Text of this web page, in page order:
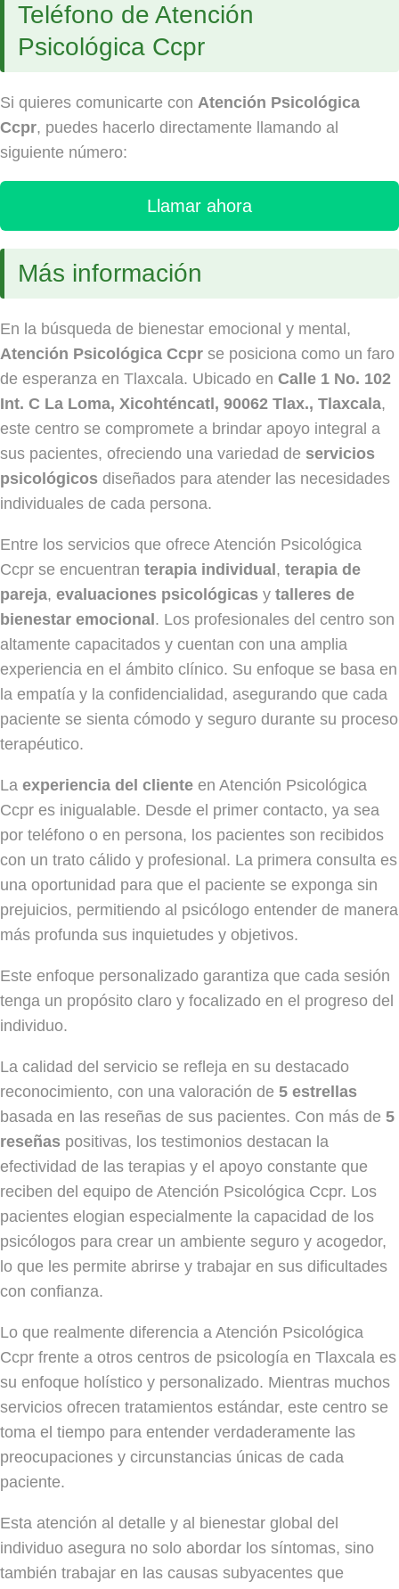
Teléfono de Atención
Psicológica Ccpr
Si quieres comunicarte con Atención Psicológica
Ccpr, puedes hacerlo directamente llamando al
siguiente número:
Llamar ahora
Más información
En la búsqueda de bienestar emocional y mental,
Atención Psicológica Ccpr se posiciona como un faro
de esperanza en Tlaxcala. Ubicado en Calle 1 No. 102
Int. C La Loma, Xicohténcatl, 90062 Tlax., Tlaxcala,
este centro se compromete a brindar apoyo integral a
sus pacientes, ofreciendo una variedad de servicios
psicológicos diseñados para atender las necesidades
individuales de cada persona.
Entre los servicios que ofrece Atención Psicológica
Ccpr se encuentran terapia individual, terapia de
pareja, evaluaciones psicológicas y talleres de
bienestar emocional. Los profesionales del centro son
altamente capacitados y cuentan con una amplia
experiencia en el ámbito clínico. Su enfoque se basa en
la empatía y la confidencialidad, asegurando que cada
paciente se sienta cómodo y seguro durante su proceso
terapéutico.
La experiencia del cliente en Atención Psicológica
Ccpr es inigualable. Desde el primer contacto, ya sea
por teléfono o en persona, los pacientes son recibidos
con un trato cálido y profesional. La primera consulta es
una oportunidad para que el paciente se exponga sin
prejuicios, permitiendo al psicólogo entender de manera
más profunda sus inquietudes y objetivos.
Este enfoque personalizado garantiza que cada sesión
tenga un propósito claro y focalizado en el progreso del
individuo.
La calidad del servicio se refleja en su destacado
reconocimiento, con una valoración de 5 estrellas
basada en las reseñas de sus pacientes. Con más de 5
reseñas positivas, los testimonios destacan la
efectividad de las terapias y el apoyo constante que
reciben del equipo de Atención Psicológica Ccpr. Los
pacientes elogian especialmente la capacidad de los
psicólogos para crear un ambiente seguro y acogedor,
lo que les permite abrirse y trabajar en sus dificultades
con confianza.
Lo que realmente diferencia a Atención Psicológica
Ccpr frente a otros centros de psicología en Tlaxcala es
su enfoque holístico y personalizado. Mientras muchos
servicios ofrecen tratamientos estándar, este centro se
toma el tiempo para entender verdaderamente las
preocupaciones y circunstancias únicas de cada
paciente.
Esta atención al detalle y al bienestar global del
individuo asegura no solo abordar los síntomas, sino
también trabajar en las causas subyacentes que